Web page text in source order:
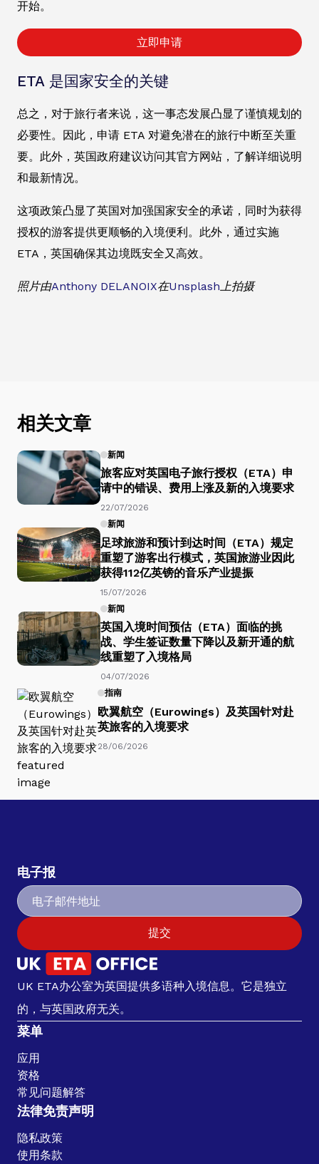
开始。
立即申请
ETA 是国家安全的关键
总之，对于旅行者来说，这一事态发展凸显了谨慎规划的
必要性。因此，申请 ETA 对避免潜在的旅行中断至关重
要。此外，英国政府建议访问其官方网站，了解详细说明
和最新情况。
这项政策凸显了英国对加强国家安全的承诺，同时为获得
授权的游客提供更顺畅的入境便利。此外，通过实施
ETA，英国确保其边境既安全又高效。
照片由Anthony DELANOIX在Unsplash 上拍摄
相关文章
新闻
旅客应对英国电子旅行授权（ETA）申
请中的错误、费用上涨及新的入境要求
22/07/2026
新闻
足球旅游和预计到达时间（ETA）规定
重塑了游客出行模式，英国旅游业因此
获得112亿英镑的音乐产业提振
15/07/2026
新闻
英国入境时间预估（ETA）面临的挑
战、学生签证数量下降以及新开通的航
线重塑了入境格局
04/07/2026
指南
欧翼航空（Eurowings）及英国针对赴
英旅客的入境要求
28/06/2026
电子报
提交
UK ETA办公室为英国提供多语种入境信息。它是独立
的，与英国政府无关。
菜单
应用
资格
常见问题解答
法律免责声明
隐私政策
使用条款